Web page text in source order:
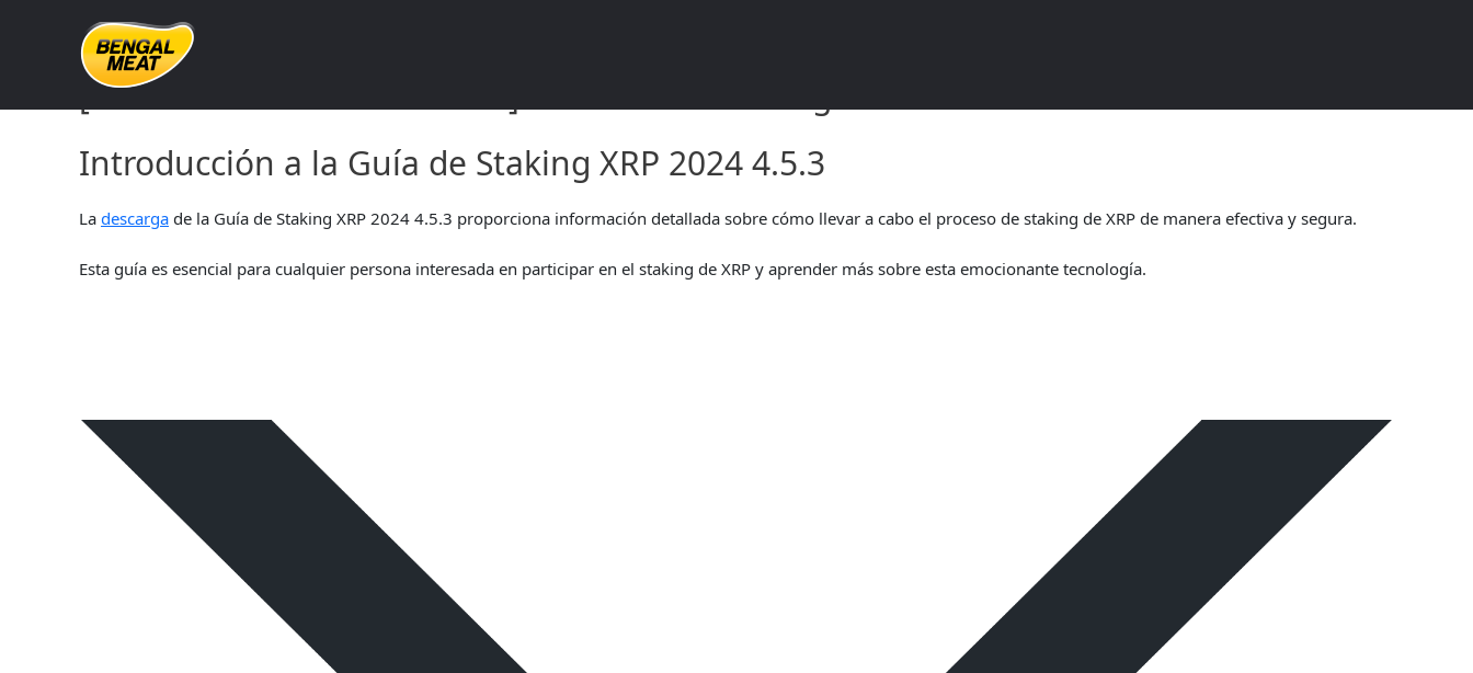
[documentnameandversion]XRP Guía de Staking 2024 4.5.3
Introducción a la Guía de Staking XRP 2024 4.5.3
La descarga de la Guía de Staking XRP 2024 4.5.3 proporciona información detallada sobre cómo llevar a cabo el proceso de staking de XRP de manera efectiva y segura.
Esta guía es esencial para cualquier persona interesada en participar en el staking de XRP y aprender más sobre esta emocionante tecnología.